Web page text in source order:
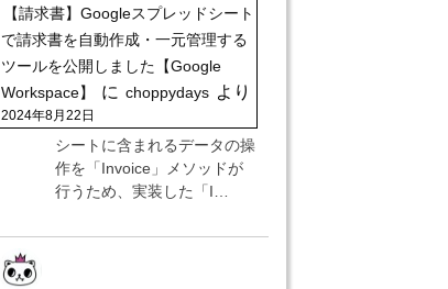
【請求書】Googleスプレッドシート
で請求書を自動作成・一元管理する
ツールを公開しました【Google
Workspace】
に choppydays より
2024年8月22日
シートに含まれるデータの操
作を「Invoice」メソッドが
行うため、実装した「I…